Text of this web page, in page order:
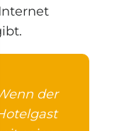
der